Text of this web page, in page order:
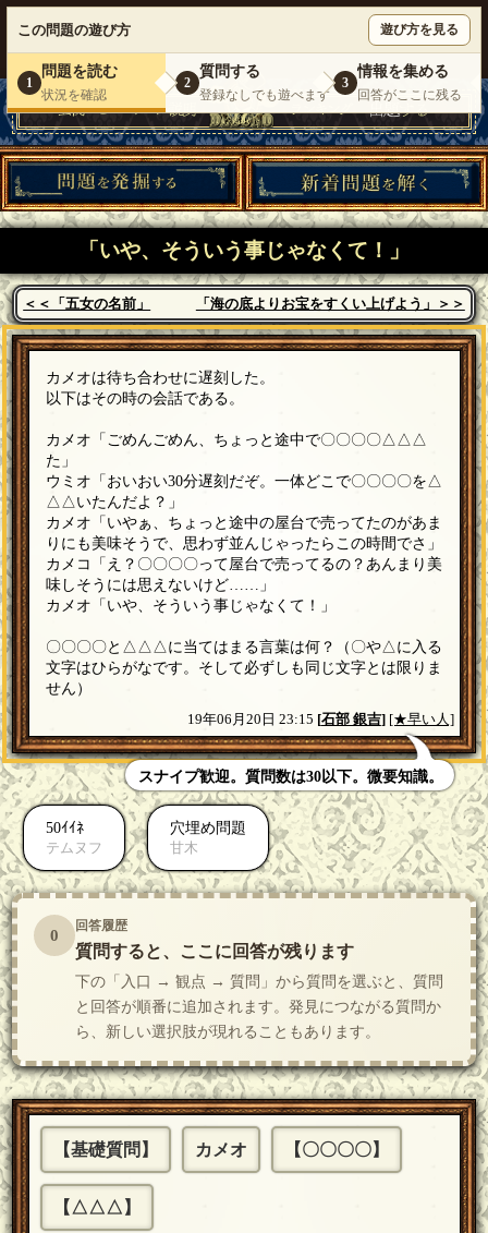
いらっしゃいませ。ゲスト |お問い合わせ
|
「いや、そういう事じゃなくて！」
＜＜「五女の名前」 「海の底よりお宝をすくい上げよう」＞＞
この問題の遊び方 遊び方を見る
1
問題を読む
状況を確認
2
質問する
登録なしでも遊べます
3
情報を集める
回答がここに残る
カメオは待ち合わせに遅刻した。
以下はその時の会話である。
カメオ「ごめんごめん、ちょっと途中で〇〇〇〇△△△
た」
ウミオ「おいおい30分遅刻だぞ。一体どこで〇〇〇〇を△
△△いたんだよ？」
カメオ「いやぁ、ちょっと途中の屋台で売ってたのがあま
りにも美味そうで、思わず並んじゃったらこの時間でさ」
カメコ「え？〇〇〇〇って屋台で売ってるの？あんまり美
味しそうには思えないけど……」
カメオ「いや、そういう事じゃなくて！」
〇〇〇〇と△△△に当てはまる言葉は何？（〇や△に入る
文字はひらがなです。そして必ずしも同じ文字とは限りま
せん）
19年06月20日 23:15 [石部 銀吉] [★早い人]
スナイプ歓迎。質問数は30以下。微要知識。
50ｲｲﾈ
テムヌフ
穴埋め問題
甘木
0 回答履歴
質問すると、ここに回答が残ります
下の「入口 → 観点 → 質問」から質問を選ぶと、質問
と回答が順番に追加されます。発見につながる質問か
ら、新しい選択肢が現れることもあります。
【基礎質問】 カメオ 【〇〇〇〇】
【△△△】